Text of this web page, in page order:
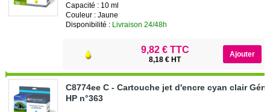
Capacité : 10 ml
Couleur : Jaune
Disponibilité : Livraison 24/48h
9,82 € TTC
8,18 € HT
C8774ee C - Cartouche jet d'encre cyan clair
HP n°363